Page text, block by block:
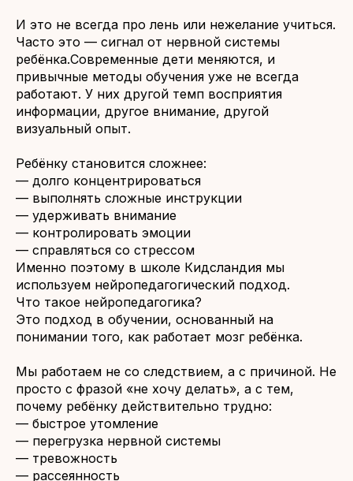
И это не всегда про лень или нежелание учиться.
Часто это — сигнал от нервной системы
ребёнка.Современные дети меняются, и
привычные методы обучения уже не всегда
работают. У них другой темп восприятия
информации, другое внимание, другой
визуальный опыт.
Ребёнку становится сложнее:
— долго концентрироваться
— выполнять сложные инструкции
— удерживать внимание
— контролировать эмоции
— справляться со стрессом
Именно поэтому в школе Кидсландия мы
используем нейропедагогический подход.
Что такое нейропедагогика?
Это подход в обучении, основанный на
понимании того, как работает мозг ребёнка.
Мы работаем не со следствием, а с причиной. Не
просто с фразой «не хочу делать», а с тем,
почему ребёнку действительно трудно:
— быстрое утомление
— перегрузка нервной системы
— тревожность
— рассеянность